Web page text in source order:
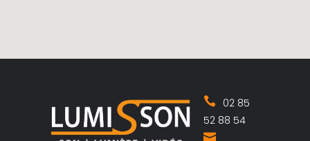
02 85
52 88 54